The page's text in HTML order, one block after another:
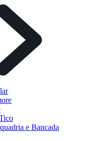
e Bancada